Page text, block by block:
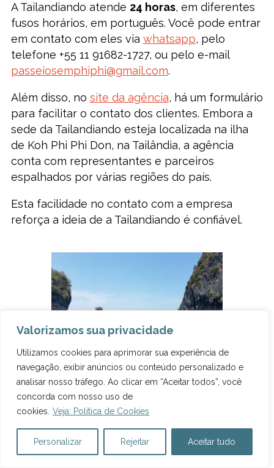
Valorizamos sua privacidade
Utilizamos cookies para aprimorar sua experiência de
navegação, exibir anúncios ou conteúdo personalizado e
analisar nosso tráfego. Ao clicar em “Aceitar todos”, você
concorda com nosso uso de
cookies. Veja: Política de Cookies
Personalizar Rejeitar Aceitar tudo
A Tailandiando atende 24 horas, em diferentes
fusos horários, em português. Você pode entrar
em contato com eles via whatsapp, pelo
telefone +55 11 91682-1727, ou pelo e-mail
passeiosemphiphi@gmail.com.
Além disso, no site da agência, há um formulário
para facilitar o contato dos clientes. Embora a
sede da Tailandiando esteja localizada na ilha
de Koh Phi Phi Don, na Tailândia, a agência
conta com representantes e parceiros
espalhados por várias regiões do país.
Esta facilidade no contato com a empresa
reforça a ideia de a Tailandiando é confiável.
Praia de Nuy Bay, em Phi Phi Foto: Marcelle
Ribeiro.
DO SITE